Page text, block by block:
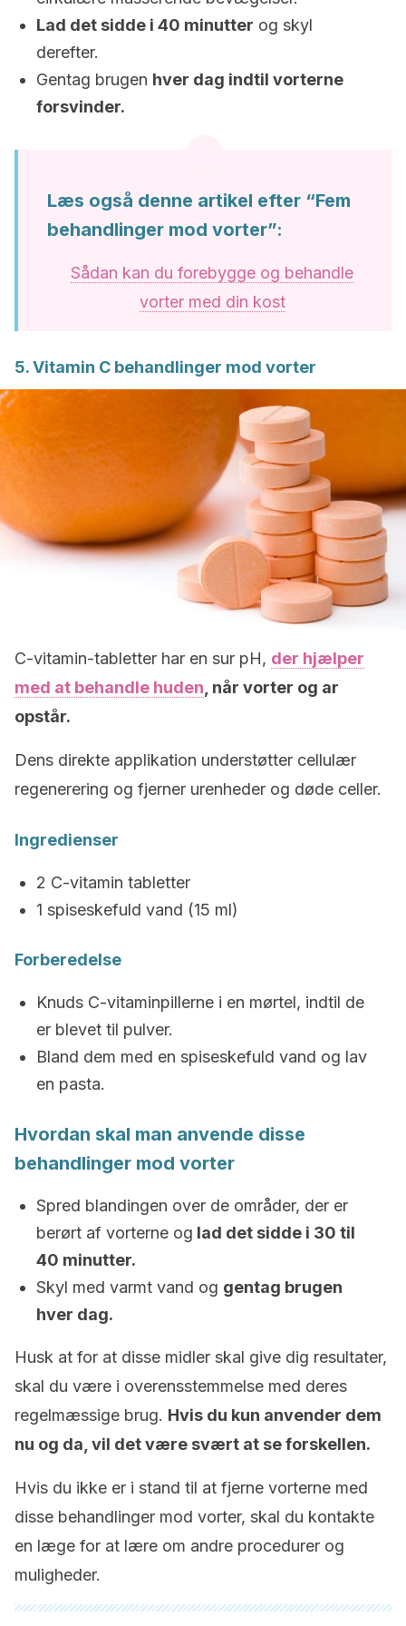
Lad det sidde i 40 minutter og skyl
derefter.
Gentag brugen hver dag indtil vorterne
forsvinder.
Læs også denne artikel efter “Fem
behandlinger mod vorter”:
Sådan kan du forebygge og behandle
vorter med din kost
5. Vitamin C behandlinger mod vorter
C-vitamin-tabletter har en sur pH, der hjælper
med at behandle huden , når vorter og ar
opstår.
Dens direkte applikation understøtter cellulær
regenerering og fjerner urenheder og døde celler.
Ingredienser
2 C-vitamin tabletter
1 spiseskefuld vand (15 ml)
Forberedelse
Knuds C-vitaminpillerne i en mørtel, indtil de
er blevet til pulver.
Bland dem med en spiseskefuld vand og lav
en pasta.
Hvordan skal man anvende disse
behandlinger mod vorter
Spred blandingen over de områder, der er
berørt af vorterne og lad det sidde i 30 til
40 minutter.
Skyl med varmt vand og gentag brugen
hver dag.
Husk at for at disse midler skal give dig resultater,
skal du være i overensstemmelse med deres
regelmæssige brug. Hvis du kun anvender dem
nu og da, vil det være svært at se forskellen.
Hvis du ikke er i stand til at fjerne vorterne med
disse behandlinger mod vorter, skal du kontakte
en læge for at lære om andre procedurer og
muligheder.